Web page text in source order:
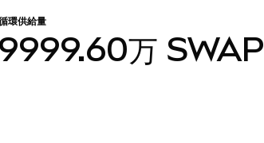
環供給量
9999.60万 SWAP